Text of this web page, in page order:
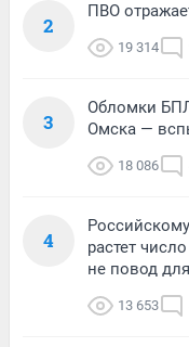
2
ПВО
19 314
3
Обломки
Омска —
18 086
4
растет
не повод
13 653